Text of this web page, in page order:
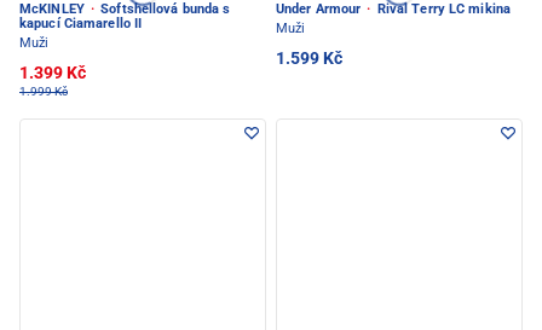
McKINLEY · Softshellová bunda s
kapucí Ciamarello II
Muži
1.399 Kč
1.999 Kč
Under Armour ·
Rival Terry LC mikina
Muži
1.599 Kč